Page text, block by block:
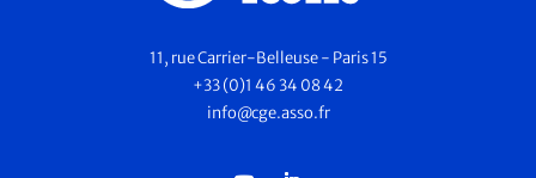
11, rue Carrier-Belleuse - Paris 15
+33 (0)1 46 34 08 42
info@cge.asso.fr